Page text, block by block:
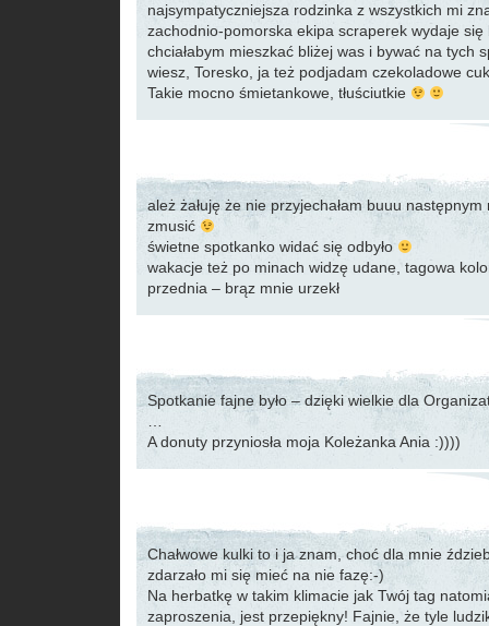
najsympatyczniejsza rodzinka z wszystkich mi
zachodnio-pomorska ekipa scraperek wydaje się
chciałabym mieszkać bliżej was i bywać na tych
wiesz, Toresko, ja też podjadam czekoladowe
Takie mocno śmietankowe, tłuściutkie
ależ żałuję że nie przyjechałam buuu
zmusić
świetne spotkanko widać się odbyło
wakacje też po minach widzę udane, tagowa
przednia – brąz mnie urzekł
Spotkanie fajne było – dzięki wielkie dla
A donuty przyniosła moja Koleżanka Ania :))))
Chałwowe kulki to i ja znam, choć dla mnie
zdarzało mi się mieć na nie fazę:-)
Na herbatkę w takim klimacie jak Twój tag
zaproszenia, jest przepiękny! Fajnie, że tyle